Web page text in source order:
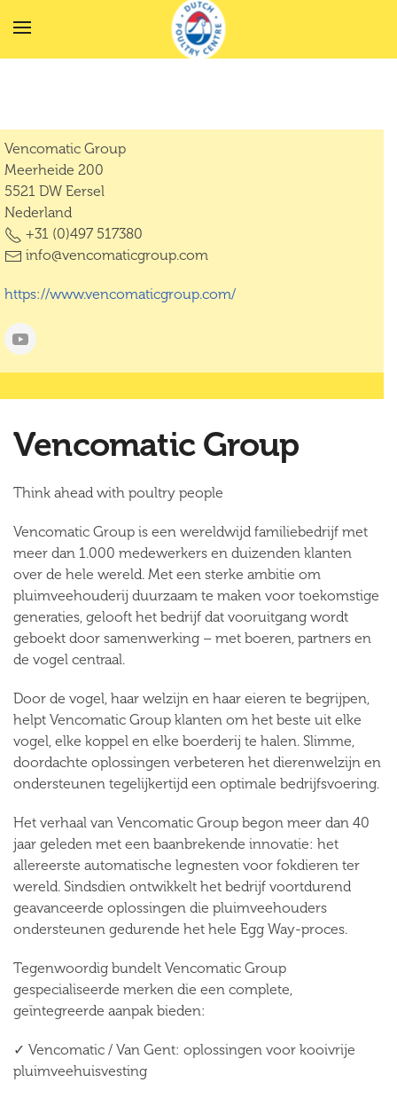
Terug naar hoofdinhoud
Vencomatic Group
Meerheide 200
5521 DW Eersel
Nederland
+31 (0)497 517380
info@vencomaticgroup.com
https://www.vencomaticgroup.com/
Vencomatic Group
Think ahead with poultry people
Vencomatic Group is een wereldwijd familiebedrijf met
meer dan 1.000 medewerkers en duizenden klanten
over de hele wereld. Met een sterke ambitie om
pluimveehouderij duurzaam te maken voor toekomstige
generaties, gelooft het bedrijf dat vooruitgang wordt
geboekt door samenwerking – met boeren, partners en
de vogel centraal.
Door de vogel, haar welzijn en haar eieren te begrijpen,
helpt Vencomatic Group klanten om het beste uit elke
vogel, elke koppel en elke boerderij te halen. Slimme,
doordachte oplossingen verbeteren het dierenwelzijn en
ondersteunen tegelijkertijd een optimale bedrijfsvoering.
Het verhaal van Vencomatic Group begon meer dan 40
jaar geleden met een baanbrekende innovatie: het
allereerste automatische legnesten voor fokdieren ter
wereld. Sindsdien ontwikkelt het bedrijf voortdurend
geavanceerde oplossingen die pluimveehouders
ondersteunen gedurende het hele Egg Way-proces.
Tegenwoordig bundelt Vencomatic Group
gespecialiseerde merken die een complete,
geïntegreerde aanpak bieden:
✓ Vencomatic / Van Gent: oplossingen voor kooivrije
pluimveehuisvesting